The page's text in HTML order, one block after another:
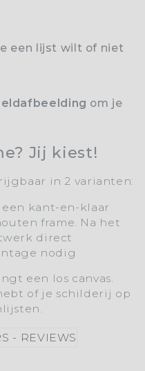
een lijst wilt of niet
om je
Jij kiest!
in 2 varianten:
kant-en-klaar
frame. Na het
direct
nodig
een los canvas.
of je schilderij op